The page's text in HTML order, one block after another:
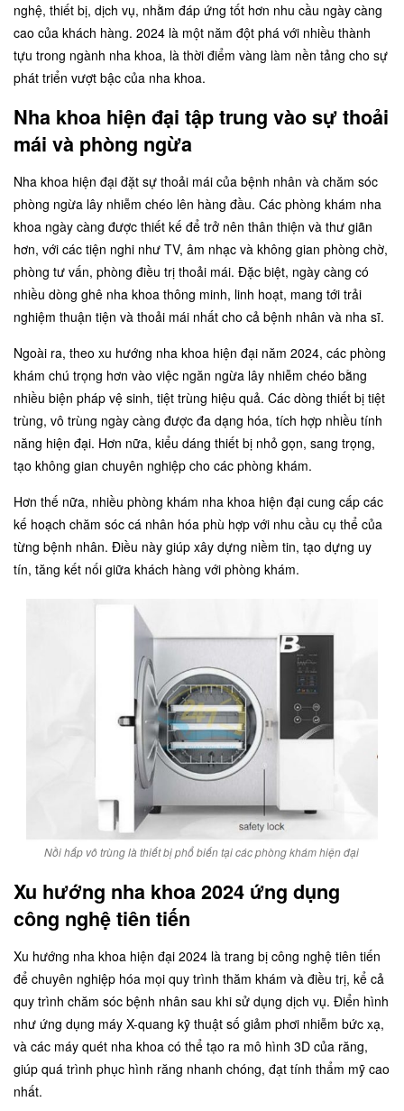
nghệ, thiết bị, dịch vụ, nhằm đáp ứng tốt hơn nhu cầu ngày càng
cao của khách hàng. 2024 là một năm đột phá với nhiều thành
tựu trong ngành nha khoa, là thời điểm vàng làm nền tảng cho sự
phát triển vượt bậc của nha khoa.
Nha khoa hiện đại tập trung vào sự thoải
mái và phòng ngừa
Nha khoa hiện đại đặt sự thoải mái của bệnh nhân và chăm sóc
phòng ngừa lây nhiễm chéo lên hàng đầu. Các phòng khám nha
khoa ngày càng được thiết kế để trở nên thân thiện và thư giãn
hơn, với các tiện nghi như TV, âm nhạc và không gian phòng chờ,
phòng tư vấn, phòng điều trị thoải mái. Đặc biệt, ngày càng có
nhiều dòng ghê nha khoa thông minh, linh hoạt, mang tới trải
nghiệm thuận tiện và thoải mái nhất cho cả bệnh nhân và nha sĩ.
Ngoài ra, theo xu hướng nha khoa hiện đại năm 2024, các phòng
khám chú trọng hơn vào việc ngăn ngừa lây nhiễm chéo bằng
nhiều biện pháp vệ sinh, tiệt trùng hiệu quả. Các dòng thiết bị tiệt
trùng, vô trùng ngày càng được đa dạng hóa, tích hợp nhiều tính
năng hiện đại. Hơn nữa, kiểu dáng thiết bị nhỏ gọn, sang trọng,
tạo không gian chuyên nghiệp cho các phòng khám.
Hơn thế nữa, nhiều phòng khám nha khoa hiện đại cung cấp các
kế hoạch chăm sóc cá nhân hóa phù hợp với nhu cầu cụ thể của
từng bệnh nhân. Điều này giúp xây dựng niềm tin, tạo dựng uy
tín, tăng kết nối giữa khách hàng với phòng khám.
Nồi hấp vô trùng là thiết bị phổ biến tại các phòng khám hiện đại
Xu hướng nha khoa 2024 ứng dụng
công nghệ tiên tiến
Xu hướng nha khoa hiện đại 2024 là trang bị công nghệ tiên tiến
để chuyên nghiệp hóa mọi quy trình thăm khám và điều trị, kể cả
quy trình chăm sóc bệnh nhân sau khi sử dụng dịch vụ. Điển hình
như ứng dụng máy X-quang kỹ thuật số giảm phơi nhiễm bức xạ,
và các máy quét nha khoa có thể tạo ra mô hình 3D của răng,
giúp quá trình phục hình răng nhanh chóng, đạt tính thẩm mỹ cao
nhất.